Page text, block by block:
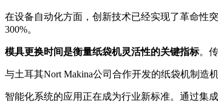
在设备自动化方面，创新技术已经实现了革命性
300%。
模具更换时间是衡量纸袋机灵活性的关键指标。
与土耳其Nort Makina公司合作开发的纸袋机制造
智能化系统的应用正在成为行业新标准。通过集